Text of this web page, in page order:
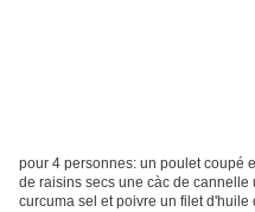
pour 4 personnes: un poulet coupé
de raisins secs une càc de
curcuma sel et poivre un filet